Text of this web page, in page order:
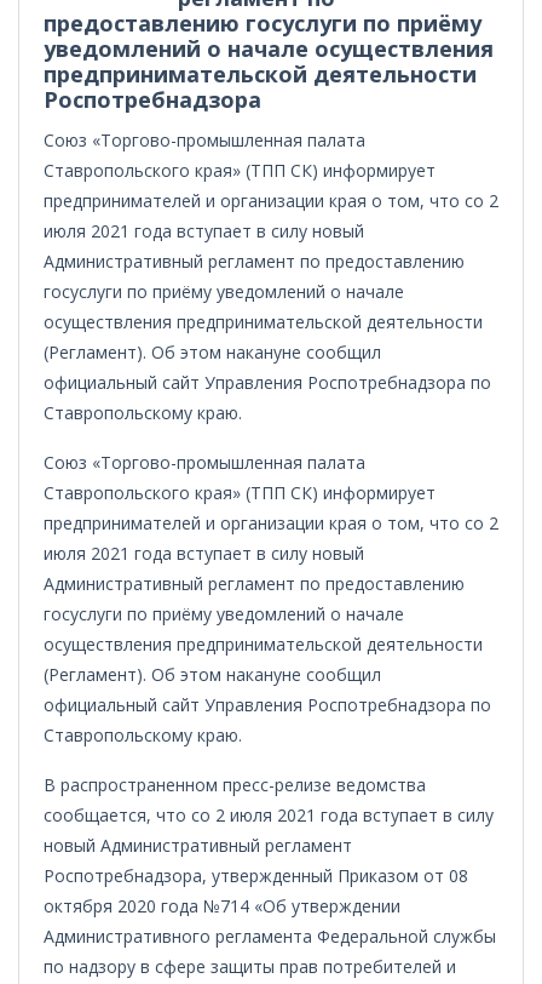
предоставлению госуслуги по приёму
уведомлений о начале осуществления
предпринимательской деятельности
Роспотребнадзора
Союз «Торгово-промышленная палата
Ставропольского края» (ТПП СК) информирует
предпринимателей и организации края о том, что со 2
июля 2021 года вступает в силу новый
Административный регламент по предоставлению
госуслуги по приёму уведомлений о начале
осуществления предпринимательской деятельности
(Регламент). Об этом накануне сообщил
официальный сайт Управления Роспотребнадзора по
Ставропольскому краю.
Союз «Торгово-промышленная палата
Ставропольского края» (ТПП СК) информирует
предпринимателей и организации края о том, что со 2
июля 2021 года вступает в силу новый
Административный регламент по предоставлению
госуслуги по приёму уведомлений о начале
осуществления предпринимательской деятельности
(Регламент). Об этом накануне сообщил
официальный сайт Управления Роспотребнадзора по
Ставропольскому краю.
В распространенном пресс-релизе ведомства
сообщается, что со 2 июля 2021 года вступает в силу
новый Административный регламент
Роспотребнадзора, утвержденный Приказом от 08
октября 2020 года №714 «Об утверждении
Административного регламента Федеральной службы
по надзору в сфере защиты прав потребителей и